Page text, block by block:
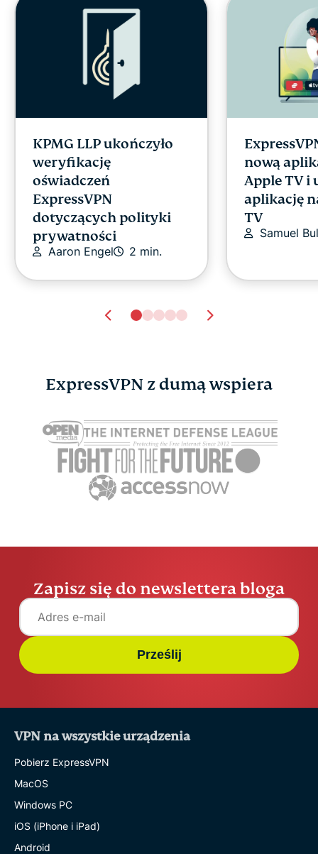
KPMG LLP ukończyło
weryfikację
oświadczeń
ExpressVPN
dotyczących polityki
prywatności
Aaron Engel 2 min.
nową
Apple TV i
aplikację
TV
Samuel
ExpressVPN z dumą wspiera
Zapisz się do newslettera bloga
Prześlij
VPN na wszystkie urządzenia
Pobierz ExpressVPN
MacOS
Windows PC
iOS (iPhone i iPad)
Android